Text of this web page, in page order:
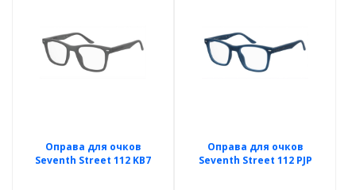
Оправа для очков
Seventh Street 112 KB7
Оправа для очков
Seventh Street 112 PJP